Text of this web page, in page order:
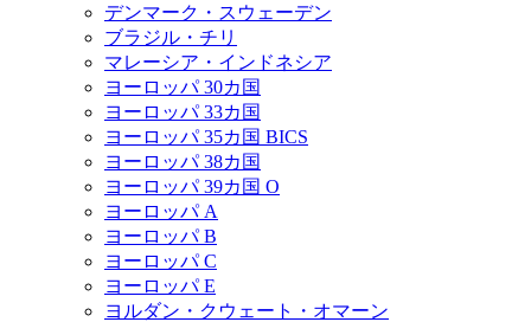
デンマーク・スウェーデン
ブラジル・チリ
マレーシア・インドネシア
ヨーロッパ 30カ国
ヨーロッパ 33カ国
ヨーロッパ 35カ国 BICS
ヨーロッパ 38カ国
ヨーロッパ 39カ国 O
ヨーロッパ A
ヨーロッパ B
ヨーロッパ C
ヨーロッパ E
ヨルダン・クウェート・オマーン